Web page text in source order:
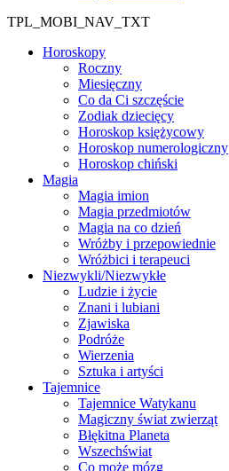
TPL_MOBI_NAV_TXT
Horoskopy
Roczny
Miesięczny
Co da Ci szczęście
Zodiak dziecięcy
Horoskop księżycowy
Horoskop numerologiczny
Horoskop chiński
Magia
Magia imion
Magia przedmiotów
Magia na co dzień
Wróżby i przepowiednie
Wróżbici i terapeuci
Niezwykli/Niezwykłe
Ludzie i życie
Znani i lubiani
Zjawiska
Podróże
Wierzenia
Sztuka i artyści
Tajemnice
Tajemnice Watykanu
Magiczny świat zwierząt
Błękitna Planeta
Wszechświat
Co może mózg